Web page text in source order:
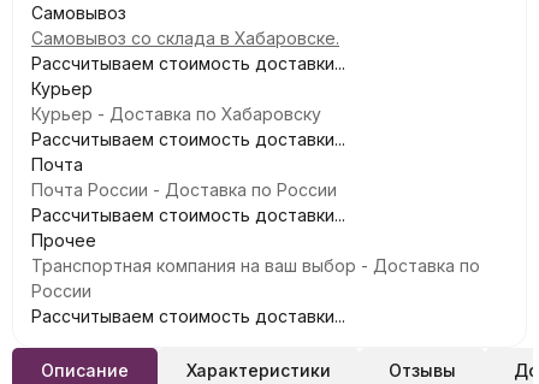
Самовывоз
Самовывоз со склада в Хабаровске.
Рассчитываем стоимость доставки...
Курьер
Курьер - Доставка по Хабаровску
Рассчитываем стоимость доставки...
Почта
Почта России - Доставка по России
Рассчитываем стоимость доставки...
Прочее
Транспортная компания на ваш выбор - Доставка по
России
Рассчитываем стоимость доставки...
Описание Характеристики Отзывы